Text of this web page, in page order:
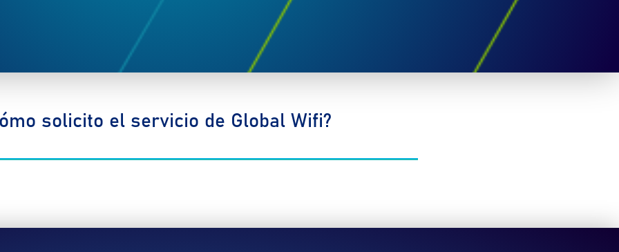
solicito el servicio de Global Wifi?